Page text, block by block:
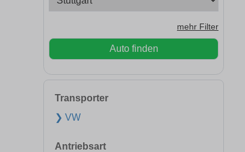
mehr Filter
Auto finden
Transporter
❯ VW
Antriebsart